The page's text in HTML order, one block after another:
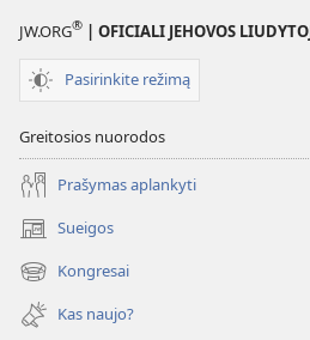
JW.ORG® | OFICIALI JEHOVOS
Pasirinkite režimą
Greitosios nuorodos
Prašymas aplankyti
Sueigos
(atsiveria
naujas
langas)
Kongresai
(atsiveria
naujas
langas)
Kas naujo?